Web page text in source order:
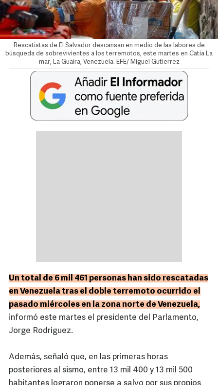
Rescatistas de El Salvador descansan en medio de las labores de
búsqueda de sobrevivientes a los terremotos, este martes en Catia La
mar, La Guaira, Venezuela. EFE/ Miguel Gutierrez
Un total de 6 mil 461 personas han sido rescatadas
en Venezuela tras el doble terremoto ocurrido el
pasado miércoles en la zona norte de Venezuela,
informó este martes el presidente del Parlamento,
Jorge Rodríguez.
Además, señaló que, en las primeras horas
posteriores al sismo, entre 13 mil 400 y 13 mil 500